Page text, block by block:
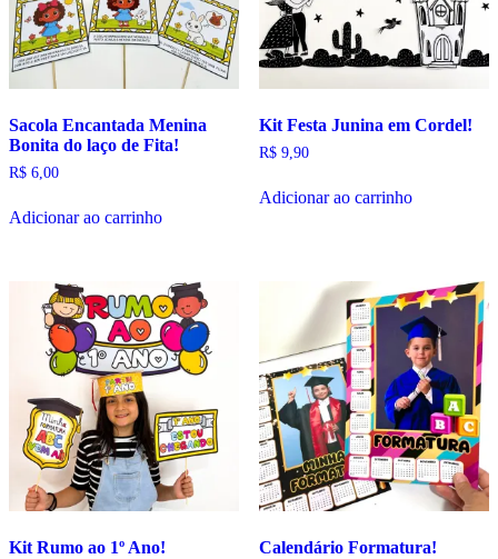
Sacola Encantada Menina
Bonita do laço de Fita!
R$ 6,00
Adicionar ao carrinho
Kit Festa Junina em Cordel!
R$9,90
Adicionar ao carrinho
Kit Rumo ao 1º Ano! Calendário Formatura!